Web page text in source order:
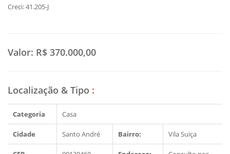
Creci: 41.205-J
Valor: R$ 370.000,00
Localização & Tipo :
Categoria Casa
Cidade Santo André Bairro: Vila Suiça